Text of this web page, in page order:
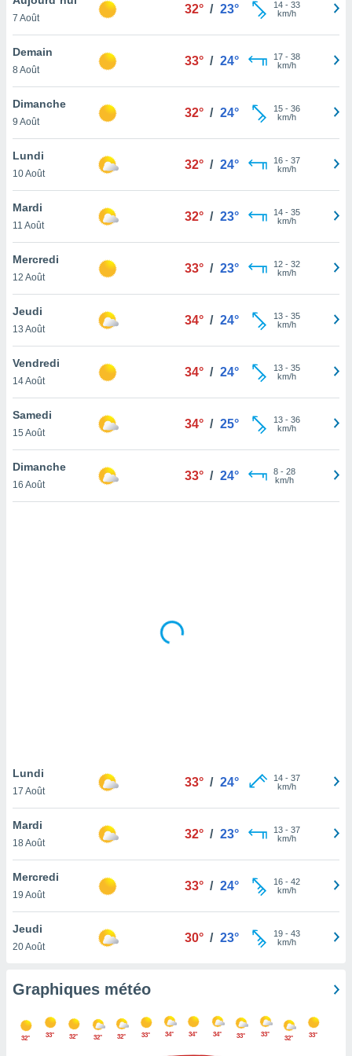
et
»,
au
vous
qu'ils
ou
le
ainsi
un
la
du
en
de
pas
de
à
cas,
que
sur le
ne
7 Août
32° / 23° 14- 33
km/h
Demain
8 Août
33° / 24° 17- 38
km/h
Dimanche
9 Août
32° / 24° 15- 36
km/h
Lundi
10 Août
32° / 24° 16- 37
km/h
Mardi
11 Août
32° / 23° 14- 35
km/h
Mercredi
12 Août
33° / 23° 12- 32
km/h
Jeudi
13 Août
34° / 24° 13- 35
km/h
Vendredi
14 Août
34° / 24° 13- 35
km/h
Samedi
15 Août
34° / 25° 13- 36
km/h
Dimanche
16 Août
33° / 24° 8- 28
km/h
Lundi
17 Août
33° / 24° 14- 37
km/h
Mardi
18 Août
32° / 23° 13- 37
km/h
Mercredi
19 Août
33° / 24° 16- 42
km/h
Jeudi
20 Août
30° / 23° 19- 43
km/h
Graphiques météo
32° 33° 32° 32° 32° 33° 34° 34° 34° 33° 33°
32° 33°